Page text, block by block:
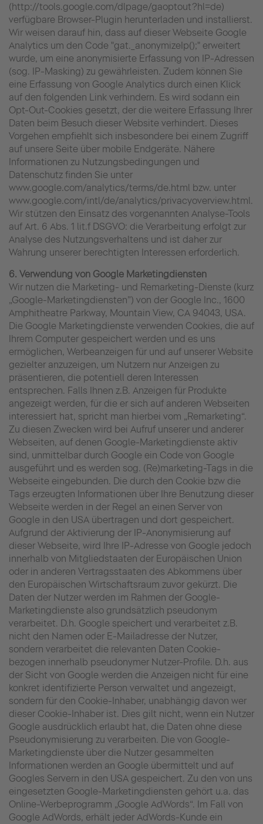
(http://tools.google.com/dlpage/gaoptout?hl=de)
verfügbare Browser-Plugin herunterladen und installierst.
Wir weisen darauf hin, dass auf dieser Webseite Google
Analytics um den Code "gat._anonymizeIp();" erweitert
wurde, um eine anonymisierte Erfassung von IP-Adressen
(sog. IP-Masking) zu gewährleisten. Zudem können Sie
eine Erfassung von Google Analytics durch einen Klick
auf den folgenden Link verhindern. Es wird sodann ein
Opt-Out-Cookies gesetzt, der die weitere Erfassung Ihrer
Daten beim Besuch dieser Website verhindert. Dieses
Vorgehen empfiehlt sich insbesondere bei einem Zugriff
auf unsere Seite über mobile Endgeräte. Nähere
Informationen zu Nutzungsbedingungen und
Datenschutz finden Sie unter
www.google.com/analytics/terms/de.html bzw. unter
www.google.com/intl/de/analytics/privacyoverview.html.
Wir stützen den Einsatz des vorgenannten Analyse-Tools
auf Art. 6 Abs. 1 lit.f DSGVO: die Verarbeitung erfolgt zur
Analyse des Nutzungsverhaltens und ist daher zur
Wahrung unserer berechtigten Interessen erforderlich.
6. Verwendung von Google Marketingdiensten
Wir nutzen die Marketing- und Remarketing-Dienste (kurz
„Google-Marketingdiensten”) von der Google Inc., 1600
Amphitheatre Parkway, Mountain View, CA 94043, USA.
Die Google Marketingdienste verwenden Cookies, die auf
Ihrem Computer gespeichert werden und es uns
ermöglichen, Werbeanzeigen für und auf unserer Website
gezielter anzuzeigen, um Nutzern nur Anzeigen zu
präsentieren, die potentiell deren Interessen
entsprechen. Falls Ihnen z.B. Anzeigen für Produkte
angezeigt werden, für die er sich auf anderen Webseiten
interessiert hat, spricht man hierbei vom „Remarketing“.
Zu diesen Zwecken wird bei Aufruf unserer und anderer
Webseiten, auf denen Google-Marketingdienste aktiv
sind, unmittelbar durch Google ein Code von Google
ausgeführt und es werden sog. (Re)marketing-Tags in die
Webseite eingebunden. Die durch den Cookie bzw die
Tags erzeugten Informationen über Ihre Benutzung dieser
Webseite werden in der Regel an einen Server von
Google in den USA übertragen und dort gespeichert.
Aufgrund der Aktivierung der IP-Anonymisierung auf
dieser Webseite, wird Ihre IP-Adresse von Google jedoch
innerhalb von Mitgliedstaaten der Europäischen Union
oder in anderen Vertragsstaaten des Abkommens über
den Europäischen Wirtschaftsraum zuvor gekürzt. Die
Daten der Nutzer werden im Rahmen der Google-
Marketingdienste also grundsätzlich pseudonym
verarbeitet. D.h. Google speichert und verarbeitet z.B.
nicht den Namen oder E-Mailadresse der Nutzer,
sondern verarbeitet die relevanten Daten Cookie-
bezogen innerhalb pseudonymer Nutzer-Profile. D.h. aus
der Sicht von Google werden die Anzeigen nicht für eine
konkret identifizierte Person verwaltet und angezeigt,
sondern für den Cookie-Inhaber, unabhängig davon wer
dieser Cookie-Inhaber ist. Dies gilt nicht, wenn ein Nutzer
Google ausdrücklich erlaubt hat, die Daten ohne diese
Pseudonymisierung zu verarbeiten. Die von Google-
Marketingdienste über die Nutzer gesammelten
Informationen werden an Google übermittelt und auf
Googles Servern in den USA gespeichert. Zu den von uns
eingesetzten Google-Marketingdiensten gehört u.a. das
Online-Werbeprogramm „Google AdWords“. Im Fall von
Google AdWords, erhält jeder AdWords-Kunde ein